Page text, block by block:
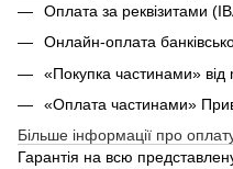
Оплата за реквізитами
Онлайн-оплата
«Покупка частинами» від
«Оплата частинами»
Більше інформації про
Гарантія на всю